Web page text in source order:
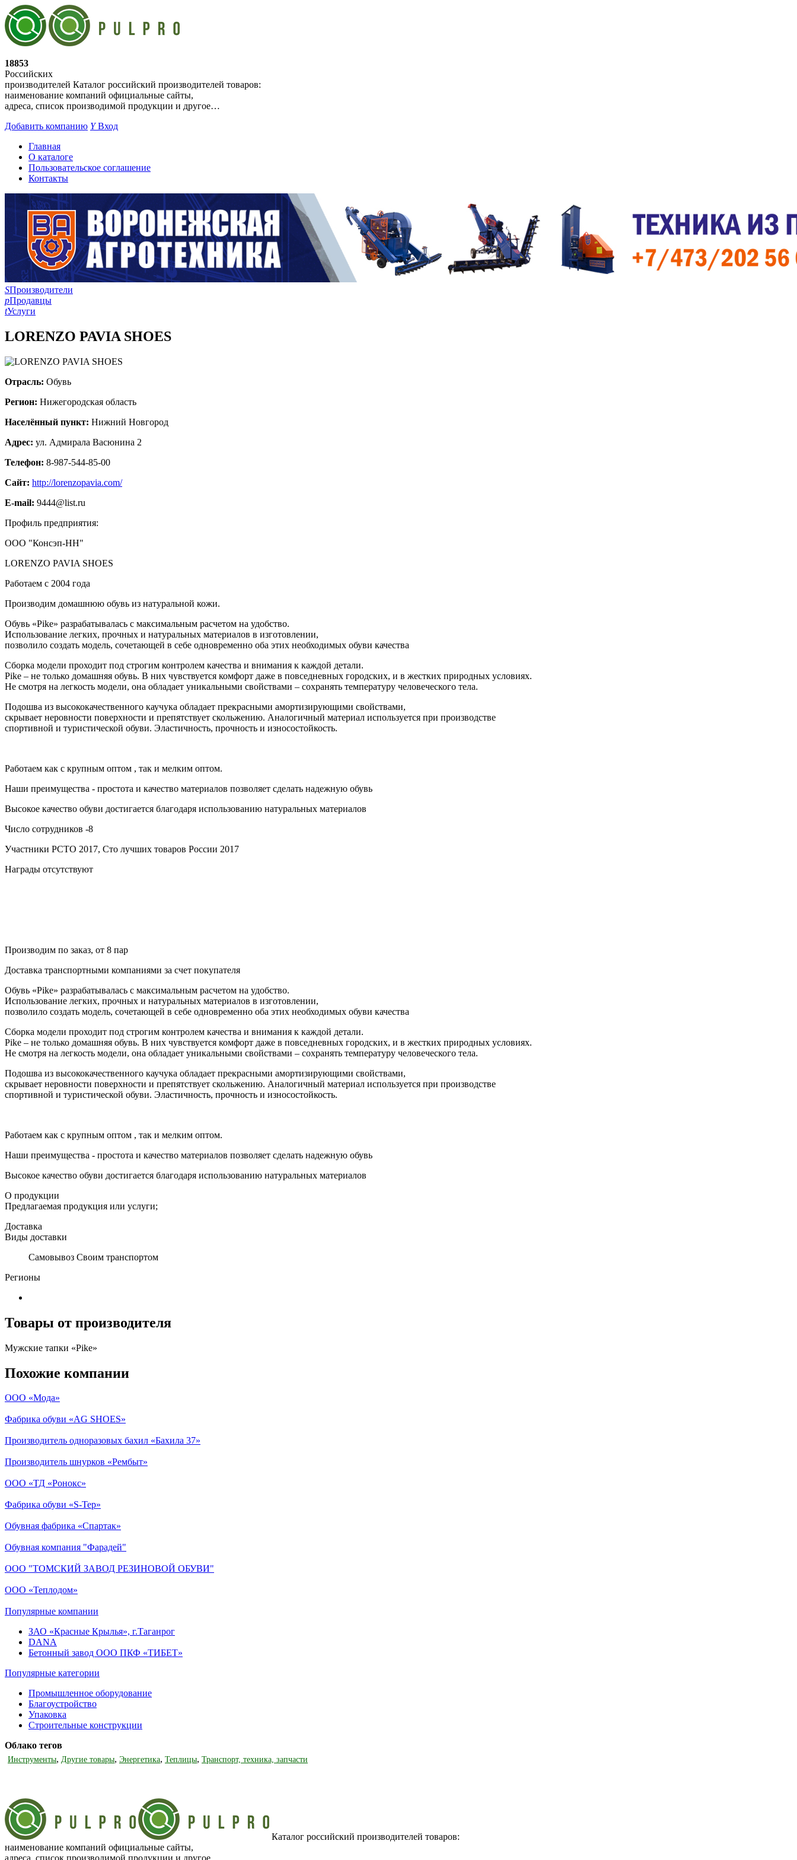
18853
Российских
производителей Каталог российский производителей товаров:
наименование компаний официальные сайты,
адреса, список производимой продукции и другое…
Добавить компанию YВход
Главная
О каталоге
Пользовательское соглашение
Контакты
SПроизводители
pПродавцы
tУслуги
LORENZO PAVIA SHOES
Отрасль: Обувь
Регион: Нижегородская область
Населённый пункт: Нижний Новгород
Адрес: ул. Адмирала Васюнина 2
Телефон: 8-987-544-85-00
Сайт: http://lorenzopavia.com/
E-mail: 9444@list.ru
Профиль предприятия:
ООО "Консэп-НН"
LORENZO PAVIA SHOES
Работаем с 2004 года
Производим домашнюю обувь из натуральной кожи.
Обувь «Pike» разрабатывалась с максимальным расчетом на удобство.
Использование легких, прочных и натуральных материалов в изготовлении,
позволило создать модель, сочетающей в себе одновременно оба этих необходимых обуви качества
Сборка модели проходит под строгим контролем качества и внимания к каждой детали.
Pike – не только домашняя обувь. В них чувствуется комфорт даже в повседневных городских, и в жестких природных условиях.
Не смотря на легкость модели, она обладает уникальными свойствами – сохранять температуру человеческого тела.
Подошва из высококачественного каучука обладает прекрасными амортизирующими свойствами,
скрывает неровности поверхности и препятствует скольжению. Аналогичный материал используется при производстве
спортивной и туристической обуви. Эластичность, прочность и износостойкость.
Работаем как с крупным оптом , так и мелким оптом.
Наши преимущества - простота и качество материалов позволяет сделать надежную обувь
Высокое качество обуви достигается благодаря использованию натуральных материалов
Число сотрудников -8
Участники РСТО 2017, Сто лучших товаров России 2017
Награды отсутствуют
Производим по заказ, от 8 пар
Доставка транспортными компаниями за счет покупателя
Обувь «Pike» разрабатывалась с максимальным расчетом на удобство.
Использование легких, прочных и натуральных материалов в изготовлении,
позволило создать модель, сочетающей в себе одновременно оба этих необходимых обуви качества
Сборка модели проходит под строгим контролем качества и внимания к каждой детали.
Pike – не только домашняя обувь. В них чувствуется комфорт даже в повседневных городских, и в жестких природных условиях.
Не смотря на легкость модели, она обладает уникальными свойствами – сохранять температуру человеческого тела.
Подошва из высококачественного каучука обладает прекрасными амортизирующими свойствами,
скрывает неровности поверхности и препятствует скольжению. Аналогичный материал используется при производстве
спортивной и туристической обуви. Эластичность, прочность и износостойкость.
Работаем как с крупным оптом , так и мелким оптом.
Наши преимущества - простота и качество материалов позволяет сделать надежную обувь
Высокое качество обуви достигается благодаря использованию натуральных материалов
О продукции
Предлагаемая продукция или услуги;
Доставка
Виды доставки
Самовывоз Своим транспортом
Регионы
Товары от производителя
Мужские тапки «Pike»
Похожие компании
ООО «Мода»
Фабрика обуви «AG SHOES»
Производитель одноразовых бахил «Бахила 37»
Производитель шнурков «Рембыт»
ООО «ТД «Ронокс»
Фабрика обуви «S-Tep»
Обувная фабрика «Спартак»
Обувная компания "Фарадей"
ООО "ТОМСКИЙ ЗАВОД РЕЗИНОВОЙ ОБУВИ"
ООО «Теплодом»
Популярные компании
ЗАО «Красные Крылья», г.Таганрог
DANA
Бетонный завод ООО ПКФ «ТИБЕТ»
Популярные категории
Промышленное оборудование
Благоустройство
Упаковка
Строительные конструкции
Облако тегов
Инструменты, Другие товары, Энергетика, Теплицы, Транспорт, техника, запчасти
Каталог российский производителей товаров:
наименование компаний официальные сайты,